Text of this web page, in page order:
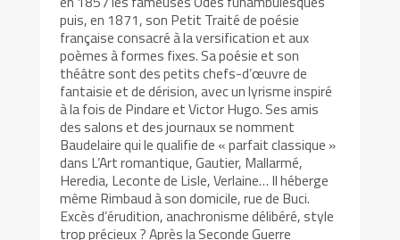
puis, en 1871, son Petit Traité de poésie
française consacré à la versification et aux
poèmes à formes fixes. Sa poésie et son
théâtre sont des petits chefs-d’œuvre de
fantaisie et de dérision, avec un lyrisme inspiré
à la fois de Pindare et Victor Hugo. Ses amis
des salons et des journaux se nomment
Baudelaire qui le qualifie de « parfait classique »
dans L’Art romantique, Gautier, Mallarmé,
Heredia, Leconte de Lisle, Verlaine… Il héberge
même Rimbaud à son domicile, rue de Buci.
Excès d’érudition, anachronisme délibéré, style
trop précieux ? Après la Seconde Guerre